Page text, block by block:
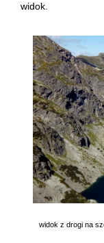
widok.
widok z drogi na